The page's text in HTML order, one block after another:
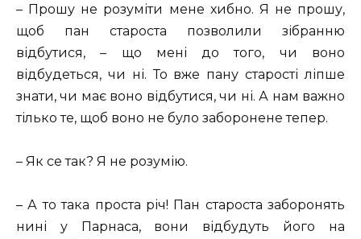
– Прошу не розуміти мене хибно. Я не прошу,
щоб пан староста позволили зібранню
відбутися, – що мені до того, чи воно
відбудеться, чи ні. То вже пану старості ліпше
знати, чи має воно відбутися, чи ні. А нам важно
тілько те, щоб воно не було заборонене тепер.
– Як се так? Я не розумію.
– А то така проста річ! Пан староста заборонять
нині у Парнаса, вони відбудуть його на